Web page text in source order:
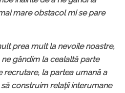
mare obstacol mi se pare
prea mult la nevoile noastre,
gândim la cealaltă parte
recrutare, la partea umană a
construim relații interumane